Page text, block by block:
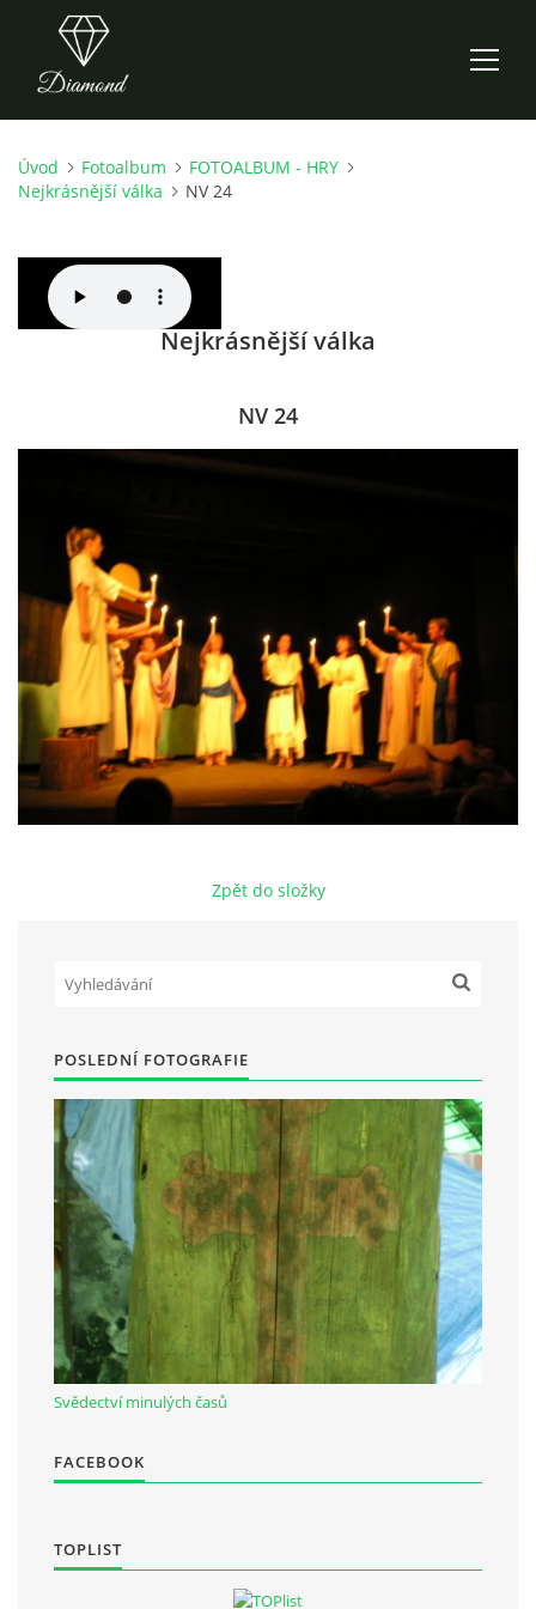
ÚVOD
O NÁS
CO NOVÉHO ZKOUŠÍME
KDY, KDE A CO HRAJEME
HRY OD ROKU 1973
VIDEOZÁZNAMY Z HER
FOTOALBUM
ČLENOVÉ - SOUČASNOST
Občanská vzdělávací jednota "Komenský" v Choceradech z.s.
Chocerady 4
257 24 Chocerady
IČ: 498 28 614
Kontaktní osoba:
Mgr. Miroslava Cinkeisová
723 967 851
© 2026 eStránky.cz |RSS
Úvod Fotoalbum
FOTOALBUM - HRY
Nejkrásnější válka
NV 24
Nejkrásnější válka
NV 24
Zpět do složky
POSLEDNÍ FOTOGRAFIE
Svědectví minulých časů
FACEBOOK
TOPLIST